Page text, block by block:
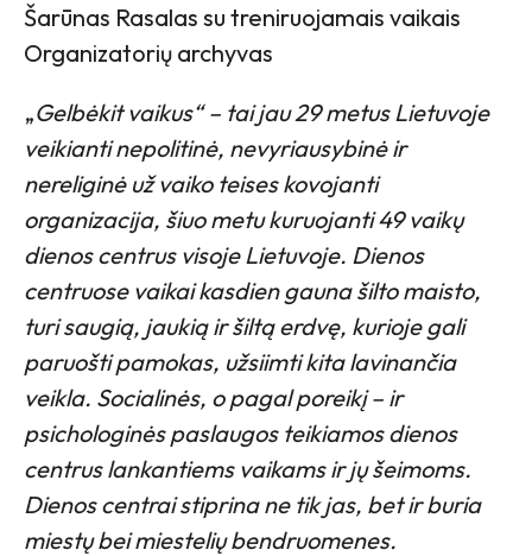
Šarūnas Rasalas su treniruojamais vaikais
Organizatorių archyvas
„Gelbėkit vaikus“ – tai jau 29 metus Lietuvoje
veikianti nepolitinė, nevyriausybinė ir
nereliginė už vaiko teises kovojanti
organizacija, šiuo metu kuruojanti 49 vaikų
dienos centrus visoje Lietuvoje. Dienos
centruose vaikai kasdien gauna šilto maisto,
turi saugią, jaukią ir šiltą erdvę, kurioje gali
paruošti pamokas, užsiimti kita lavinančia
veikla. Socialinės, o pagal poreikį – ir
psichologinės paslaugos teikiamos dienos
centrus lankantiems vaikams ir jų šeimoms.
Dienos centrai stiprina ne tik jas, bet ir buria
miestų bei miestelių bendruomenes.